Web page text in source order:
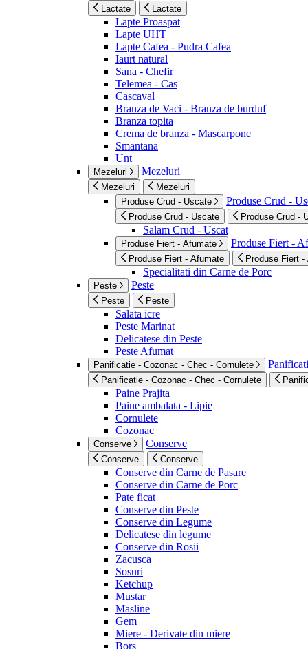
Lactate Lactate
Lapte Proaspat
Lapte UHT
Lapte Cafea - Pudra Cafea
Iaurt natural
Sana - Chefir
Telemea - Cas
Cascaval
Branza de Vaci - Branza de burduf
Branza topita
Crema de branza - Mascarpone
Smantana
Unt
Mezeluri Mezeluri
Mezeluri
Mezeluri
Produse Crud - Uscate
Produse Crud -
Produse Crud - Uscate Produse Crud -
Salam Crud - Uscat
Produse Fiert - Afumate Produse Fiert -
Produse Fiert - Afumate Produse Fiert -
Specialitati din Carne de Porc
Peste Peste
Peste Peste
Salata icre
Peste Marinat
Delicatese din Peste
Peste Afumat
Panificatie - Cozonac - Chec - Cornulete
Panificatie - Cozonac - Chec - Cornulete
Paine Prajita
Paine ambalata - Lipie
Cornulete
Cozonac
Conserve Conserve
Conserve Conserve
Conserve din Carne de Pasare
Conserve din Carne de Porc
Pate ficat
Conserve din Peste
Conserve din Legume
Delicatese din legume
Conserve din Rosii
Zacusca
Sosuri
Ketchup
Mustar
Masline
Gem
Miere - Derivate din miere
Bors